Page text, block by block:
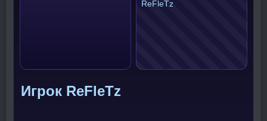
Игрок ReFleTz